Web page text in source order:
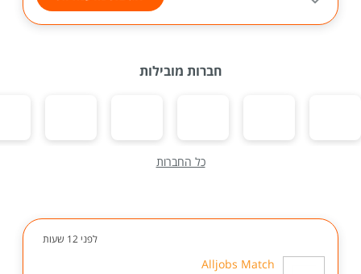
חברות מובילות
כל החברות
לפני 12 שעות
Alljobs Match